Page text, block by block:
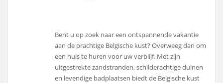
Bent u op zoek naar een ontspannende vakantie
aan de prachtige Belgische kust? Overweeg dan om
een huis te huren voor uw verblijf. Met zijn
uitgestrekte zandstranden, schilderachtige duinen
en levendige badplaatsen biedt de Belgische kust